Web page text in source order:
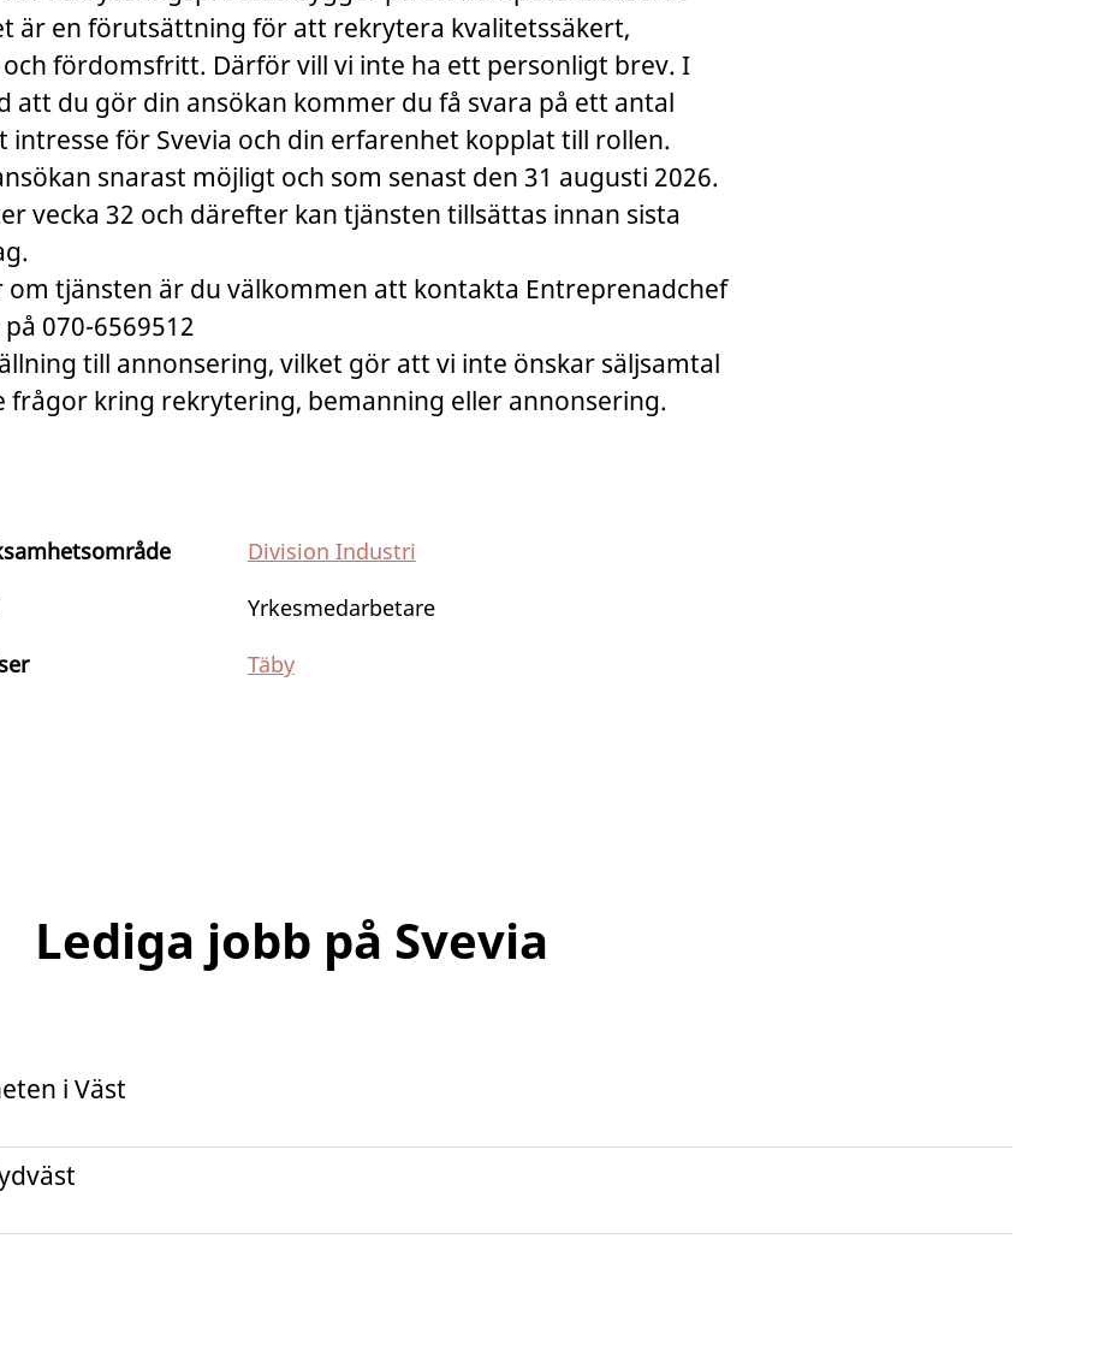
är en förutsättning för att rekrytera kvalitetssäkert,
fördomsfritt. Därför vill vi inte ha ett personligt brev. I
att du gör din ansökan kommer du få svara på ett antal
för Svevia och din erfarenhet kopplat till rollen.
snarast möjligt och som senast den 31 augusti 2026.
vecka 32 och därefter kan tjänsten tillsättas innan sista
om tjänsten är du välkommen att kontakta Entreprenadchef
070-6569512
till annonsering, vilket gör att vi inte önskar säljsamtal
kring rekrytering, bemanning eller annonsering.
Division Industri
Yrkesmedarbetare
Täby
Lediga jobb på Svevia
i Väst